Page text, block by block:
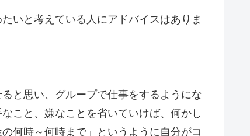
いと考えている人にアドバイスはありま
と思い、グループで仕事をするようにな
こと、嫌なことを省いていけば、何かし
何時～何時まで」というように自分がコ